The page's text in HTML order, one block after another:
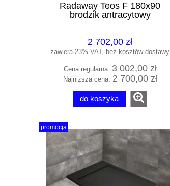
Radaway Teos F 180x90
brodzik antracytowy
2 702,00 zł
zawiera 23% VAT, bez kosztów dostawy
Cena regularna:3 002,00 zł
Najniższa cena:2 700,00 zł
do koszyka
promocja